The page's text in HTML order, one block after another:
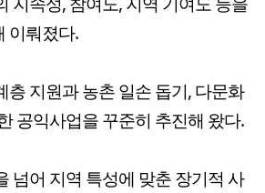
이뤄졌다.
층 지원과 농촌 일손 돕기, 다문화
공익사업을 꾸준히 추진해 왔다.
넘어 지역 특성에 맞춘 장기적 사